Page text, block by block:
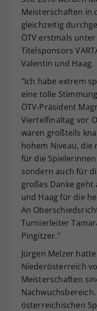
Meisterschaften in
gleichzeitig
ÖTV erstmals
Titelsponsors
Valentin und Haag.
"Ich habe extrem
eine tolle
ÖTV-Präsident
Viertelfinaltag vor
waren großteils
hohem Niveau,
für die
sondern auch für
großes Danke geht
und Haag für die
An
Turnierleiter
Pingitzer."
Jürgen Melzer
Niederösterreich
Meisterschaften
österreichischen
Dieser